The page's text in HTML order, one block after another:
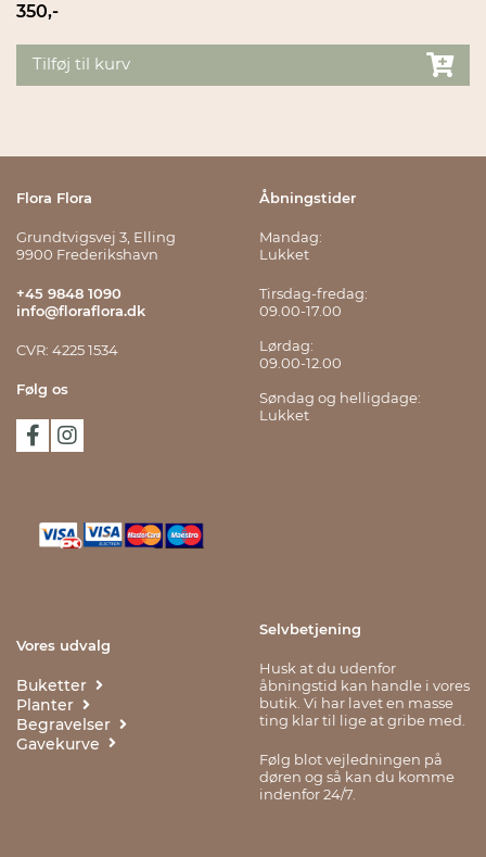
350,-
Tilføj til kurv
Flora Flora
Grundtvigsvej 3, Elling
9900 Frederikshavn
+45 9848 1090
info@floraflora.dk
CVR: 4225 1534
Følg os
Åbningstider
Mandag:
Lukket
Tirsdag-fredag:
09.00-17.00
Lørdag:
09.00-12.00
Søndag og helligdage:
Lukket
Vores udvalg
Buketter
Planter
Begravelser
Gavekurve
Selvbetjening
Husk at du udenfor
åbningstid kan handle i vores
butik. Vi har lavet en masse
ting klar til lige at gribe med.
Følg blot vejledningen på
døren og så kan du komme
indenfor 24/7.